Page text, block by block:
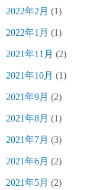
2022年2月 (1)
2022年1月 (1)
2021年11月 (2)
2021年10月 (1)
2021年9月 (2)
2021年8月 (1)
2021年7月 (3)
2021年6月 (2)
2021年5月 (2)